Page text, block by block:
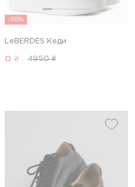
-100%
LeBERDES Кеди
0 ₴ 4950 ₴